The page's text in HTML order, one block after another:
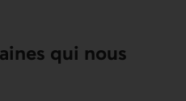
qui nous